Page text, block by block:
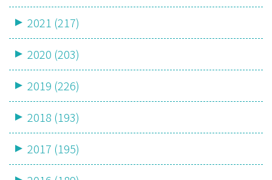
2021 (217)
2020 (203)
2019 (226)
2018 (193)
2017 (195)